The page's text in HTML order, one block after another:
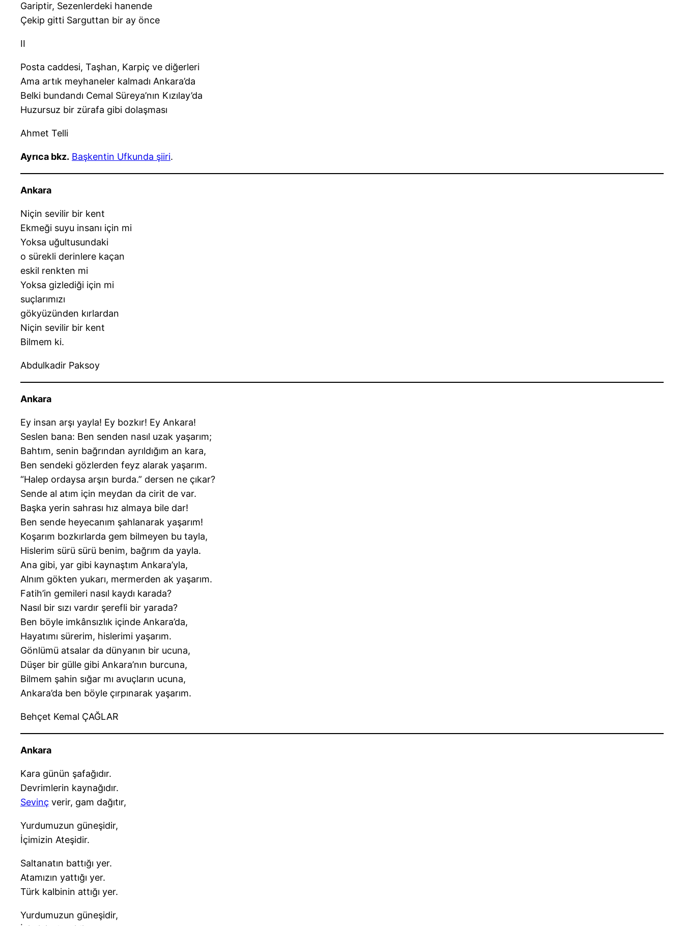
Gariptir, Sezenlerdeki hanende
Çekip gitti Sarguttan bir ay önce
II
Posta caddesi, Taşhan, Karpiç ve diğerleri
Ama artık meyhaneler kalmadı Ankara’da
Belki bundandı Cemal Süreya’nın Kızılay’da
Huzursuz bir zürafa gibi dolaşması
Ahmet Telli
Ayrıca bkz. Başkentin Ufkunda şiiri.
Ankara
Niçin sevilir bir kent
Ekmeği suyu insanı için mi
Yoksa uğultusundaki
o sürekli derinlere kaçan
eskil renkten mi
Yoksa gizlediği için mi
suçlarımızı
gökyüzünden kırlardan
Niçin sevilir bir kent
Bilmem ki.
Abdulkadir Paksoy
Ankara
Ey insan arşı yayla! Ey bozkır! Ey Ankara!
Seslen bana: Ben senden nasıl uzak yaşarım;
Bahtım, senin bağrından ayrıldığım an kara,
Ben sendeki gözlerden feyz alarak yaşarım.
“Halep ordaysa arşın burda.” dersen ne çıkar?
Sende al atım için meydan da cirit de var.
Başka yerin sahrası hız almaya bile dar!
Ben sende heyecanım şahlanarak yaşarım!
Koşarım bozkırlarda gem bilmeyen bu tayla,
Hislerim sürü sürü benim, bağrım da yayla.
Ana gibi, yar gibi kaynaştım Ankara’yla,
Alnım gökten yukarı, mermerden ak yaşarım.
Fatih’in gemileri nasıl kaydı karada?
Nasıl bir sızı vardır şerefli bir yarada?
Ben böyle imkânsızlık içinde Ankara’da,
Hayatımı sürerim, hislerimi yaşarım.
Gönlümü atsalar da dünyanın bir ucuna,
Düşer bir gülle gibi Ankara’nın burcuna,
Bilmem şahin sığar mı avuçların ucuna,
Ankara’da ben böyle çırpınarak yaşarım.
Behçet Kemal ÇAĞLAR
Ankara
Kara günün şafağıdır.
Devrimlerin kaynağıdır.
Sevinç verir, gam dağıtır,
Yurdumuzun güneşidir,
İçimizin Ateşidir.
Saltanatın battığı yer.
Atamızın yattığı yer.
Türk kalbinin attığı yer.
Yurdumuzun güneşidir,